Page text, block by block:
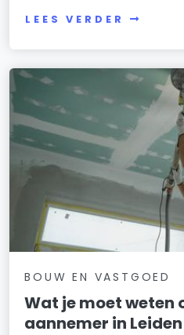
LEES VERDER
BOUW EN VASTGOED
Wat je moet weten
aannemer in Leiden